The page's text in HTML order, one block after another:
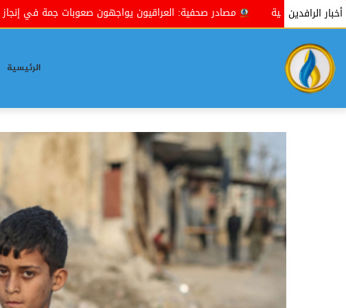
أخبار الرافدينالعراقيون يواجهون صعوبات جمة في إنجاز معاملاتهم بسبب الروتين
الرئيسية